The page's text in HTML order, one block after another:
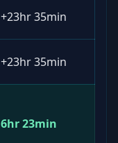
+23hr 35min
+23hr 35min
6hr 23min